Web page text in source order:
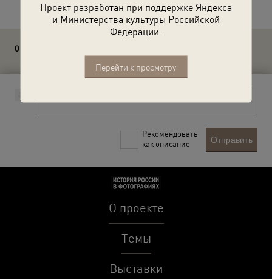
Проект разработан при поддержке Яндекса
и Министерства культуры Российской
Федерации.
Перейти к просмотру
0 комментариев
Рекомендовать
как описание
Отправить
О проекте
Темы
Выставки